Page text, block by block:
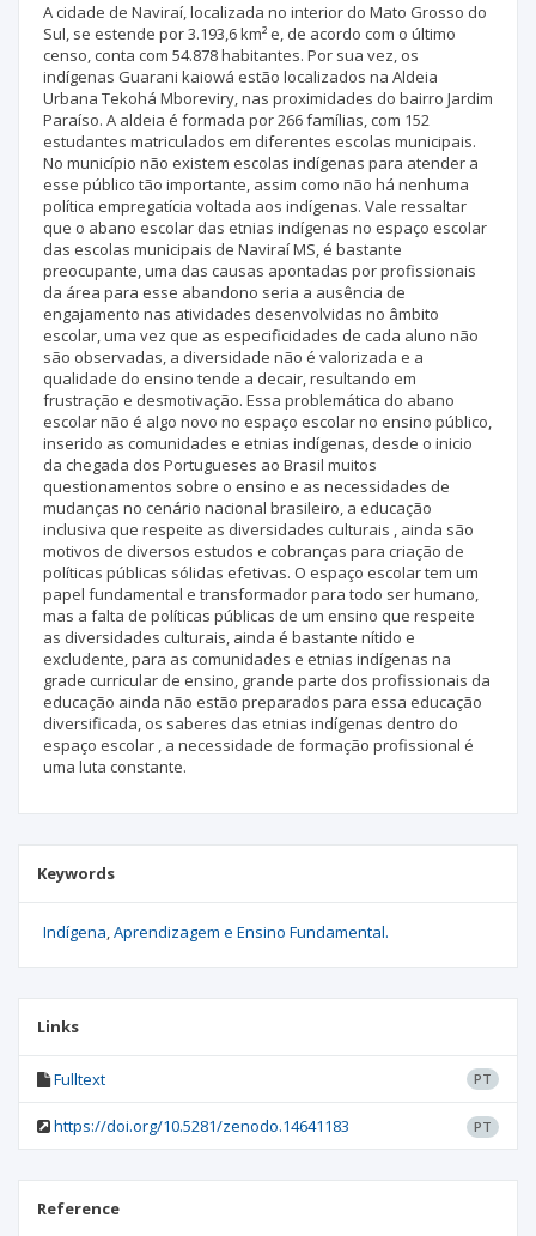
A cidade de Naviraí, localizada no interior do Mato Grosso do
Sul, se estende por 3.193,6 km² e, de acordo com o último
censo, conta com 54.878 habitantes. Por sua vez, os
indígenas Guarani kaiowá estão localizados na Aldeia
Urbana Tekohá Mboreviry, nas proximidades do bairro Jardim
Paraíso. A aldeia é formada por 266 famílias, com 152
estudantes matriculados em diferentes escolas municipais.
No município não existem escolas indígenas para atender a
esse público tão importante, assim como não há nenhuma
política empregatícia voltada aos indígenas. Vale ressaltar
que o abano escolar das etnias indígenas no espaço escolar
das escolas municipais de Naviraí MS, é bastante
preocupante, uma das causas apontadas por profissionais
da área para esse abandono seria a ausência de
engajamento nas atividades desenvolvidas no âmbito
escolar, uma vez que as especificidades de cada aluno não
são observadas, a diversidade não é valorizada e a
qualidade do ensino tende a decair, resultando em
frustração e desmotivação. Essa problemática do abano
escolar não é algo novo no espaço escolar no ensino público,
inserido as comunidades e etnias indígenas, desde o inicio
da chegada dos Portugueses ao Brasil muitos
questionamentos sobre o ensino e as necessidades de
mudanças no cenário nacional brasileiro, a educação
inclusiva que respeite as diversidades culturais , ainda são
motivos de diversos estudos e cobranças para criação de
políticas públicas sólidas efetivas. O espaço escolar tem um
papel fundamental e transformador para todo ser humano,
mas a falta de políticas públicas de um ensino que respeite
as diversidades culturais, ainda é bastante nítido e
excludente, para as comunidades e etnias indígenas na
grade curricular de ensino, grande parte dos profissionais da
educação ainda não estão preparados para essa educação
diversificada, os saberes das etnias indígenas dentro do
espaço escolar , a necessidade de formação profissional é
uma luta constante.
Keywords
Indígena Aprendizagem e Ensino Fundamental.
Links
Fulltext PT
https://doi.org/10.5281/zenodo.14641183 PT
Reference